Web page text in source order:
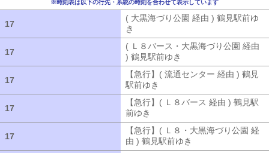
※時刻表は以下の行先・系統の時刻を合わせて表示しています
17
( 大黒海づり公園 経由 ) 鶴見駅前ゆ
き
17
( Ｌ８バース・大黒海づり公園 経由
) 鶴見駅前ゆき
17
【急行】( 流通センター 経由 ) 鶴見
駅前ゆき
17
【急行】( Ｌ８バース 経由 ) 鶴見駅
前ゆき
17
【急行】( Ｌ８・大黒海づり公園 経
由 ) 鶴見駅前ゆき